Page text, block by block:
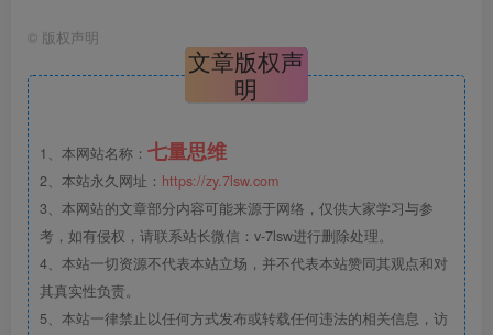
© 版权声明
文章版权声
明
1、本网站名称： 七量思维
2、本站永久网址： https://zy.7lsw.com
3、本网站的文章部分内容可能来源于网络，仅供大家学习与参
考，如有侵权，请联系站长微信：v-7lsw进行删除处理。
4、本站一切资源不代表本站立场，并不代表本站赞同其观点和对
其真实性负责。
5、本站一律禁止以任何方式发布或转载任何违法的相关信息，访